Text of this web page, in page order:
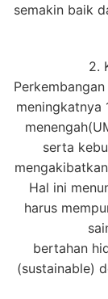
semakin baik
2.
meningkatnya
serta
Hal ini
harus
bertahan
(sustainable)